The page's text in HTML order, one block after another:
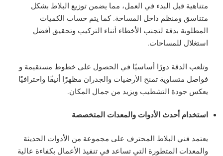
متناهية قبل البدء في العمل، مما يضمن توزيع البلاط بشكل
متناسق ومنظم داخل المساحة. كما يتم حساب الكميات
المطلوبة بدقة لتجنب الأخطاء أثناء التركيب وتحقيق أفضل
استغلال للمساحات.
وتلعب الدقة دورًا أساسيًا في الحصول على خطوط مستقيمة و
فواصل متساوية تمنح الأرضيات والجدران مظهرًا أنيقًا واحترافيًا
يعكس جودة التشطيب ويزيد من جمال المكان.
استخدام أحدث الأدوات والمعدات المتخصصة
يعتمد فني البلاط المحترف على مجموعة من الأدوات الحديثة
والمعدات المتطورة التي تساعد في تنفيذ الأعمال بكفاءة عالية